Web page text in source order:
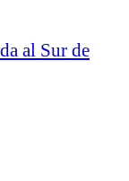
al Sur de